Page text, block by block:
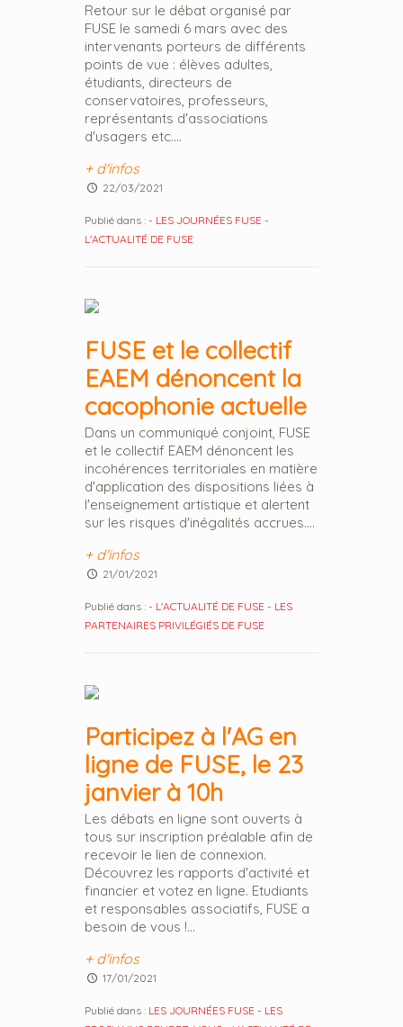
Retour sur le débat organisé par
FUSE le samedi 6 mars avec des
intervenants porteurs de différents
points de vue : élèves adultes,
étudiants, directeurs de
conservatoires, professeurs,
représentants d'associations
d'usagers etc....
+ d'infos
22/03/2021
Publié dans : - LES JOURNÉES FUSE -
L'ACTUALITÉ DE FUSE
FUSE et le collectif
EAEM dénoncent la
cacophonie actuelle
Dans un communiqué conjoint, FUSE
et le collectif EAEM dénoncent les
incohérences territoriales en matière
d'application des dispositions liées à
l'enseignement artistique et alertent
sur les risques d'inégalités accrues....
+ d'infos
21/01/2021
Publié dans : - L'ACTUALITÉ DE FUSE - LES
PARTENAIRES PRIVILÉGIÉS DE FUSE
Participez à l'AG en
ligne de FUSE, le 23
janvier à 10h
Les débats en ligne sont ouverts à
tous sur inscription préalable afin de
recevoir le lien de connexion.
Découvrez les rapports d'activité et
financier et votez en ligne. Etudiants
et responsables associatifs, FUSE a
besoin de vous !...
+ d'infos
17/01/2021
Publié dans : LES JOURNÉES FUSE - LES